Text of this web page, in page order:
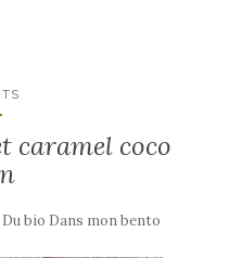
caramel coco
Du bio Dans mon bento